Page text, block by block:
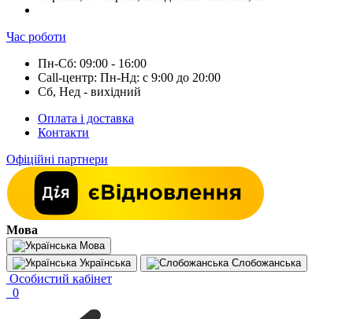
Час роботи
Пн-Сб: 09:00 - 16:00
Call-центр: Пн-Нд: с 9:00 до 20:00
Сб, Нед - вихідний
Оплата і доставка
Контакти
Офіційні партнери
Мова
Мова
Українська
Слобожанська
Особистий кабінет
0